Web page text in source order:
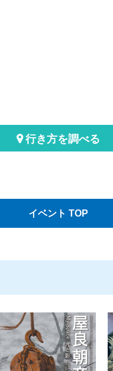
行き方を調べる
イベント TOP